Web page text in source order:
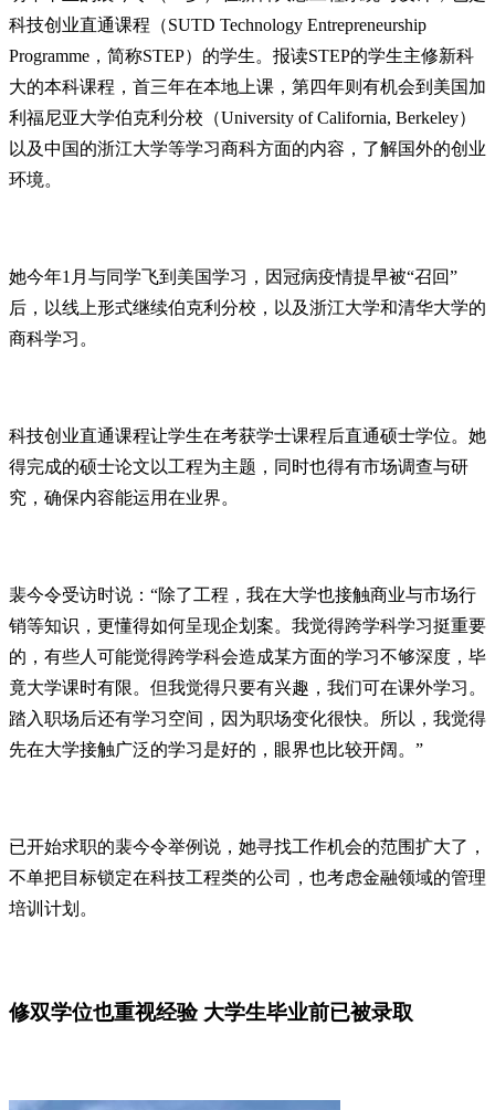
科技创业直通课程（SUTD Technology Entrepreneurship
Programme，简称STEP）的学生。报读STEP的学生主修新科
大的本科课程，首三年在本地上课，第四年则有机会到美国加
利福尼亚大学伯克利分校（University of California, Berkeley）
以及中国的浙江大学等学习商科方面的内容，了解国外的创业
环境。
她今年1月与同学飞到美国学习，因冠病疫情提早被“召回”
后，以线上形式继续伯克利分校，以及浙江大学和清华大学的
商科学习。
科技创业直通课程让学生在考获学士课程后直通硕士学位。她
得完成的硕士论文以工程为主题，同时也得有市场调查与研
究，确保内容能运用在业界。
裴今令受访时说：“除了工程，我在大学也接触商业与市场行
销等知识，更懂得如何呈现企划案。我觉得跨学科学习挺重要
的，有些人可能觉得跨学科会造成某方面的学习不够深度，毕
竟大学课时有限。但我觉得只要有兴趣，我们可在课外学习。
踏入职场后还有学习空间，因为职场变化很快。所以，我觉得
先在大学接触广泛的学习是好的，眼界也比较开阔。”
已开始求职的裴今令举例说，她寻找工作机会的范围扩大了，
不单把目标锁定在科技工程类的公司，也考虑金融领域的管理
培训计划。
修双学位也重视经验 大学生毕业前已被录取